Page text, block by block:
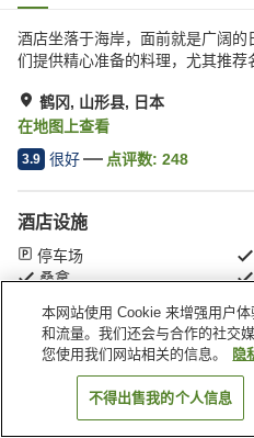
酒店坐落于海岸，面前就是广阔
们提供精心准备的料理，尤其推荐
鹤冈, 山形县, 日本
在地图上查看
3.9 很好 点评数: 248
酒店设施
停车场
桑拿
首页 日本 山形县 鹤冈
搜索
本网站使用 Cookie 来增强用户
和流量。我们还会与合作的社交
您使用我们网站相关的信息。
隐
不得出售我的个人信息